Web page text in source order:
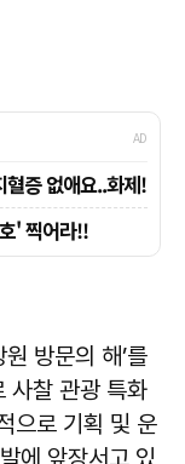
방문의 해’를
사찰 관광 특화
으로 기획 및 운
에 앞장서고 있